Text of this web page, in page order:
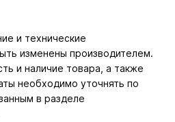
и технические
изменены производителем.
и наличие товара, а также
необходимо уточнять по
в разделе